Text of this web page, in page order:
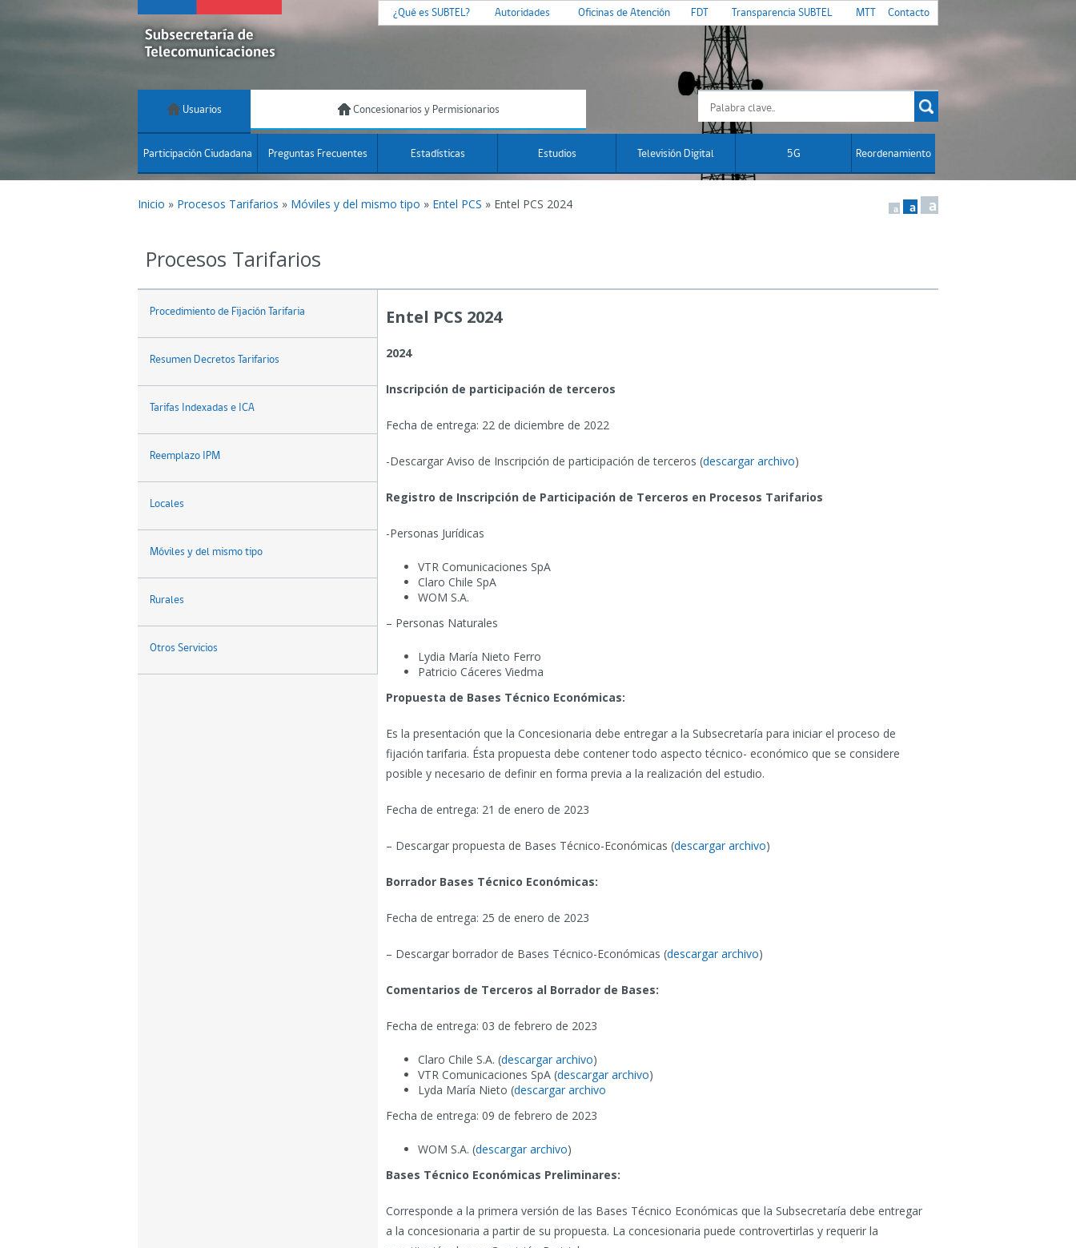
¿Qué es SUBTEL? Autoridades Oficinas de Atención FDT Transparencia SUBTEL MTT Contacto
Usuarios Concesionarios y Permisionarios
Participación Ciudadana Preguntas Frecuentes Estadísticas Estudios Televisión Digital 5G Reordenamiento
Inicio » Procesos Tarifarios » Móviles y del mismo tipo » Entel PCS » Entel PCS 2024 a a a
Procesos Tarifarios
Procedimiento de Fijación Tarifaria
Resumen Decretos Tarifarios
Tarifas Indexadas e ICA
Reemplazo IPM
Locales
Móviles y del mismo tipo
Rurales
Otros Servicios
Entel PCS 2024
2024
Inscripción de participación de terceros
Fecha de entrega: 22 de diciembre de 2022
-Descargar Aviso de Inscripción de participación de terceros (descargar archivo)
Registro de Inscripción de Participación de Terceros en Procesos Tarifarios
-Personas Jurídicas
VTR Comunicaciones SpA
Claro Chile SpA
WOM S.A.
– Personas Naturales
Lydia María Nieto Ferro
Patricio Cáceres Viedma
Propuesta de Bases Técnico Económicas:
Es la presentación que la Concesionaria debe entregar a la Subsecretaría para iniciar el proceso de
fijación tarifaria. Ésta propuesta debe contener todo aspecto técnico- económico que se considere
posible y necesario de definir en forma previa a la realización del estudio.
Fecha de entrega: 21 de enero de 2023
– Descargar propuesta de Bases Técnico-Económicas (descargar archivo)
Borrador Bases Técnico Económicas:
Fecha de entrega: 25 de enero de 2023
– Descargar borrador de Bases Técnico-Económicas (descargar archivo)
Comentarios de Terceros al Borrador de Bases:
Fecha de entrega: 03 de febrero de 2023
Claro Chile S.A. (descargar archivo)
VTR Comunicaciones SpA (descargar archivo)
Lyda María Nieto (descargar archivo
Fecha de entrega: 09 de febrero de 2023
WOM S.A. (descargar archivo)
Bases Técnico Económicas Preliminares:
Corresponde a la primera versión de las Bases Técnico Económicas que la Subsecretaría debe entregar
a la concesionaria a partir de su propuesta. La concesionaria puede controvertirlas y requerir la